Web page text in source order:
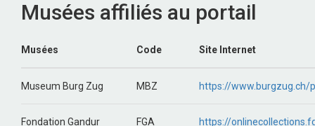
Musées affiliés au portail
Musées Code Site Internet
Museum Burg Zug MBZ https://www.burgzug.ch/
Fondation Gandur
FGA https://